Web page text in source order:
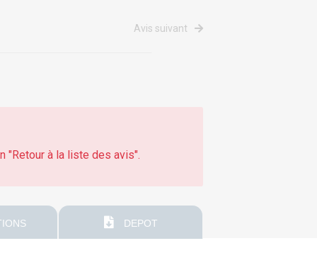
Avis suivant
"Retour à la liste des avis".
DEPOT